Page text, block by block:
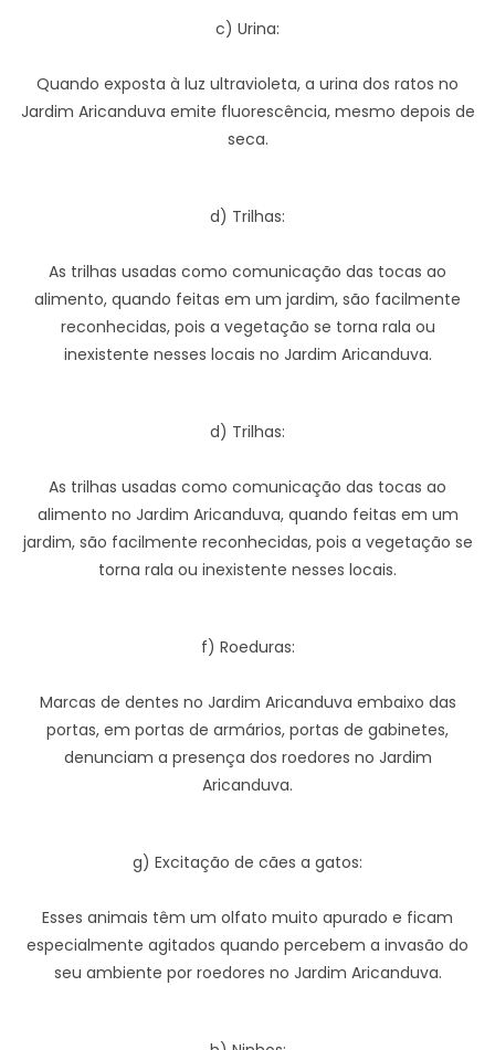
c) Urina:
Quando exposta à luz ultravioleta, a urina dos ratos no
Jardim Aricanduva emite fluorescência, mesmo depois de
seca.
d) Trilhas:
As trilhas usadas como comunicação das tocas ao
alimento, quando feitas em um jardim, são facilmente
reconhecidas, pois a vegetação se torna rala ou
inexistente nesses locais no Jardim Aricanduva.
d) Trilhas:
As trilhas usadas como comunicação das tocas ao
alimento no Jardim Aricanduva, quando feitas em um
jardim, são facilmente reconhecidas, pois a vegetação se
torna rala ou inexistente nesses locais.
f) Roeduras:
Marcas de dentes no Jardim Aricanduva embaixo das
portas, em portas de armários, portas de gabinetes,
denunciam a presença dos roedores no Jardim
Aricanduva.
g) Excitação de cães a gatos:
Esses animais têm um olfato muito apurado e ficam
especialmente agitados quando percebem a invasão do
seu ambiente por roedores no Jardim Aricanduva.